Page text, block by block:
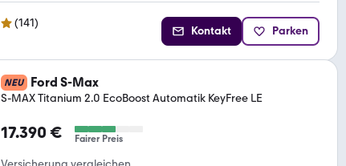
(141)
Kontakt Parken
NEU Ford S-Max
S-MAX Titanium 2.0 EcoBoost Automatik KeyFree LE
17.390 € Fairer Preis